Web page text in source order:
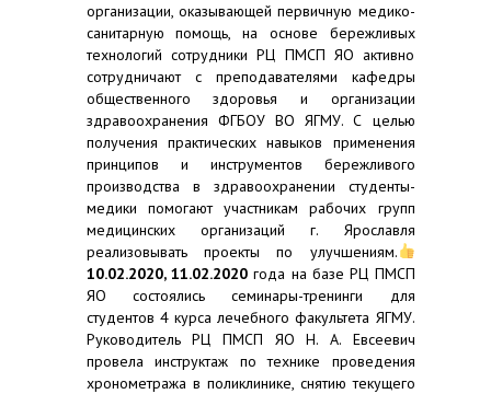
организации, оказывающей первичную медико-
санитарную помощь, на основе бережливых
технологий сотрудники РЦ ПМСП ЯО активно
сотрудничают с преподавателями кафедры
общественного здоровья и организации
здравоохранения ФГБОУ ВО ЯГМУ. С целью
получения практических навыков применения
принципов и инструментов бережливого
производства в здравоохранении студенты-
медики помогают участникам рабочих групп
медицинских организаций г. Ярославля
реализовывать проекты по улучшениям.
10.02.2020, 11.02.2020года на базе РЦ ПМСП
ЯО состоялись семинары-тренинги для
студентов 4 курса лечебного факультета ЯГМУ.
Руководитель РЦ ПМСП ЯО Н. А. Евсеевич
провела инструктаж по технике проведения
хронометража в поликлинике, снятию текущего